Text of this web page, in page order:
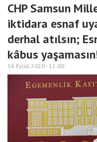
CHP Samsun
iktidara esnaf
derhal atılsın;
kâbus
16 Eylül 2020 - 12:00